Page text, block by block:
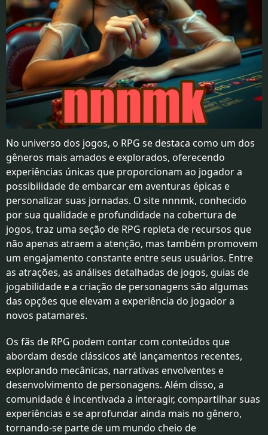
CABEÇA
ESPORTS
EVENTOS
TABULEIRO
No universo dos jogos, o RPG se destaca como um dos
gêneros mais amados e explorados, oferecendo
experiências únicas que proporcionam ao jogador a
possibilidade de embarcar em aventuras épicas e
personalizar suas jornadas. O site nnnmk, conhecido
por sua qualidade e profundidade na cobertura de
jogos, traz uma seção de RPG repleta de recursos que
não apenas atraem a atenção, mas também promovem
um engajamento constante entre seus usuários. Entre
as atrações, as análises detalhadas de jogos, guias de
jogabilidade e a criação de personagens são algumas
das opções que elevam a experiência do jogador a
novos patamares.
Os fãs de RPG podem contar com conteúdos que
abordam desde clássicos até lançamentos recentes,
explorando mecânicas, narrativas envolventes e
desenvolvimento de personagens. Além disso, a
comunidade é incentivada a interagir, compartilhar suas
experiências e se aprofundar ainda mais no gênero,
tornando-se parte de um mundo cheio de